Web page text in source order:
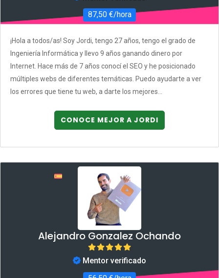
87,50 €/hora
¡Hola a todos/as! Soy Jordi, tengo 27 años, tengo el grado de
Ingeniería Informática y llevo 9 años ganando dinero por
Internet. Hace más de 7 años conocí el SEO y he posicionado
múltiples webs de diferentes temáticas. Puedo ayudarte a ver
los errores que tiene tu web, a darte los mejores...
CONOCE MEJOR A JORDI
Alejandro Gonzalez Ochando
Mentor verificado